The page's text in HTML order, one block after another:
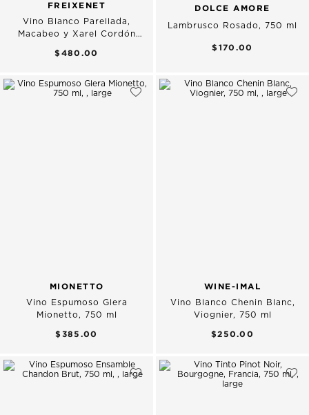
FREIXENET
Vino Blanco Parellada,
Macabeo y Xarel Cordón
$480.00
DOLCE AMORE
Lambrusco Rosado, 750 ml
$170.00
MIONETTO
Vino Espumoso Glera
Mionetto, 750 ml
$385.00
WINE-IMAL
Vino Blanco Chenin Blanc,
Viognier, 750 ml
$250.00